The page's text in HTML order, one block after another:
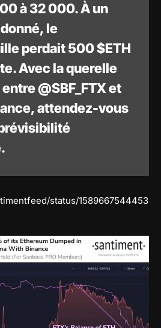
à 32 000. À un
le
perdait 500 $ETH
Avec la querelle
@SBF_FTX et
attendez-vous
status/1589667544453